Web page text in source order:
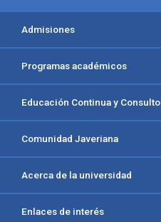
Admisiones
Programas académicos
Educación Continua y
Comunidad Javeriana
Acerca de la universidad
Enlaces de interés